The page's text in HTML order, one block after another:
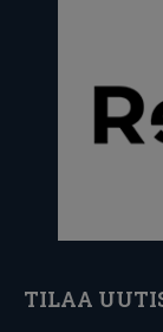
TILAA